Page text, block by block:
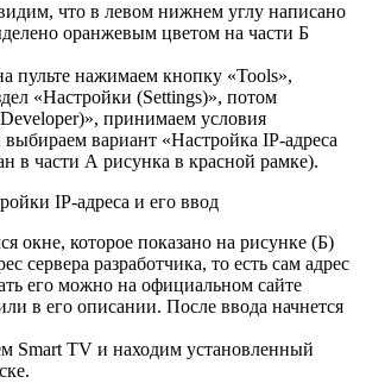
что в левом нижнем углу написано
оранжевым цветом на части Б
пульте нажимаем кнопку «Tools»,
«Настройки (Settings)», потом
принимаем условия
вариант «Настройка IP-адреса
в части А рисунка в красной рамке).
IP-адреса и его ввод
окне, которое показано на рисунке (Б)
сервера разработчика, то есть сам адрес
его можно на официальном сайте
в его описании. После ввода начнется
Smart TV и находим установленный